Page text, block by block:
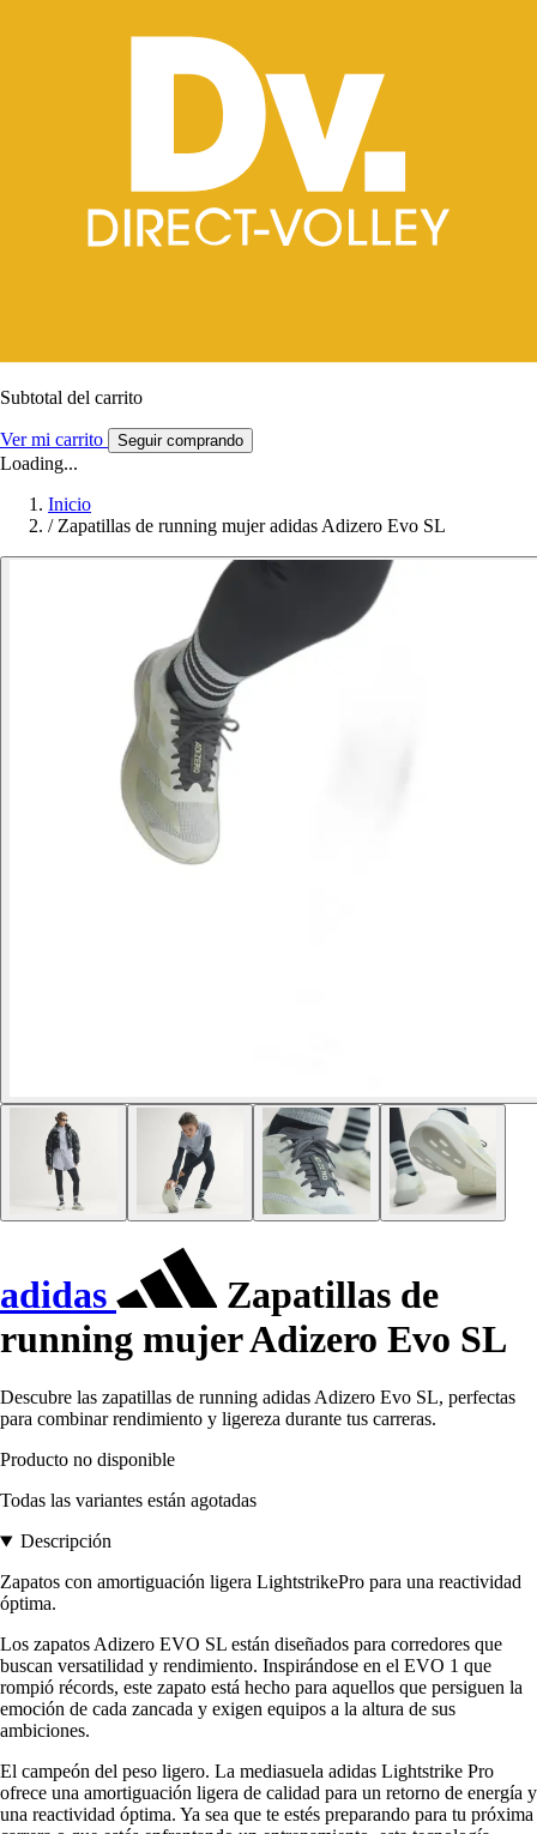
Subtotal del carrito
Ver mi carrito Seguir comprando
Loading...
Inicio
/ Zapatillas de running mujer adidas Adizero Evo SL
adidas
Zapatillas de
running mujer Adizero Evo SL
Descubre las zapatillas de running adidas Adizero Evo SL, perfectas
para combinar rendimiento y ligereza durante tus carreras.
Producto no disponible
Todas las variantes están agotadas
Descripción
Zapatos con amortiguación ligera LightstrikePro para una reactividad
óptima.
Los zapatos Adizero EVO SL están diseñados para corredores que
buscan versatilidad y rendimiento. Inspirándose en el EVO 1 que
rompió récords, este zapato está hecho para aquellos que persiguen la
emoción de cada zancada y exigen equipos a la altura de sus
ambiciones.
El campeón del peso ligero. La mediasuela adidas Lightstrike Pro
ofrece una amortiguación ligera de calidad para un retorno de energía y
una reactividad óptima. Ya sea que te estés preparando para tu próxima